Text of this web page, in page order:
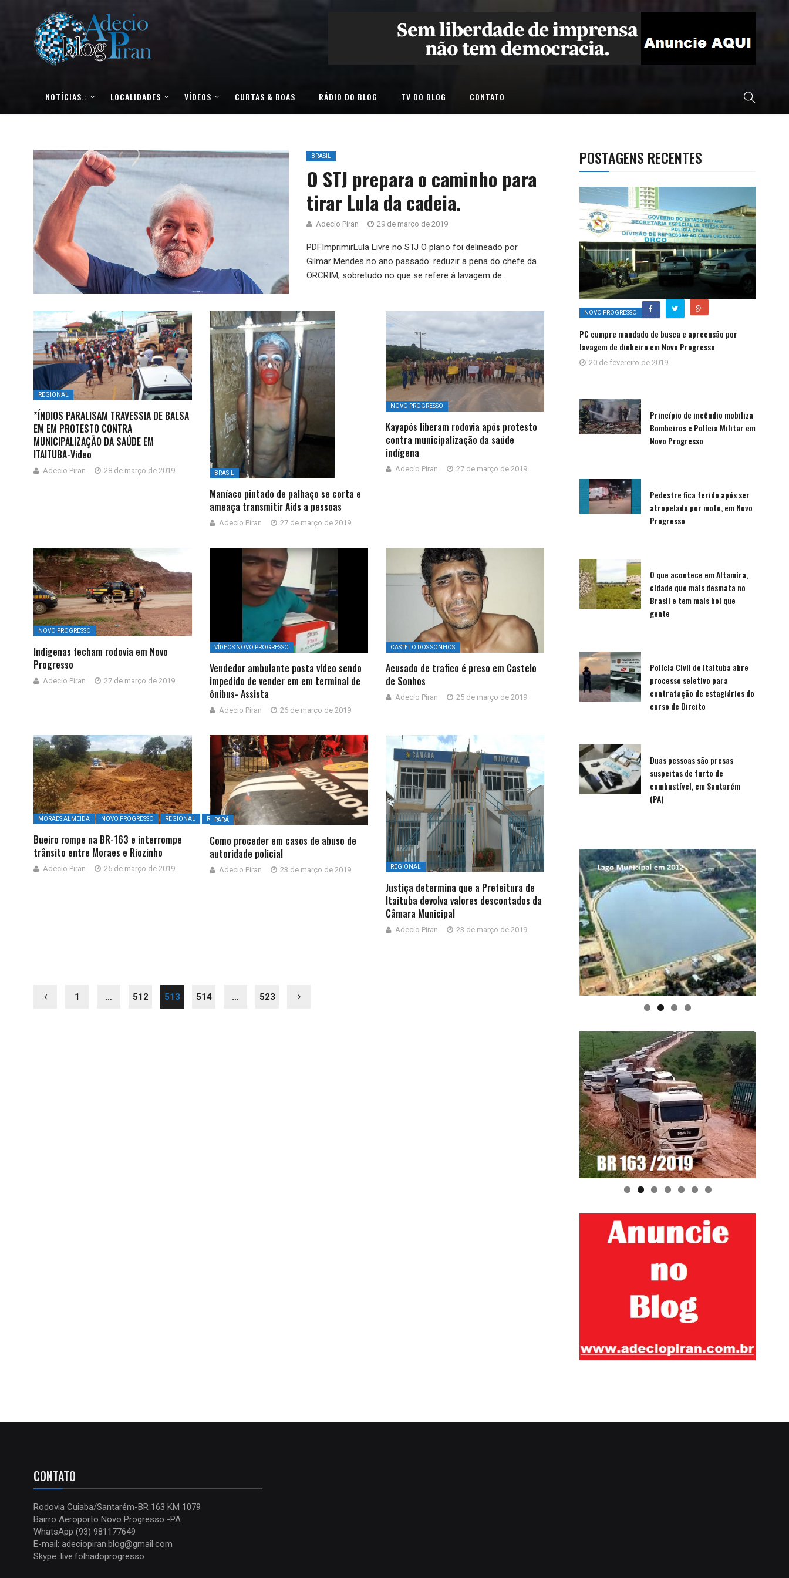
NOTÍCIAS.: LOCALIDADES VÍDEOS CURTAS & BOAS RÁDIO DO BLOG TV DO BLOG CONTATO
BRASIL
O STJ prepara o caminho para
tirar Lula da cadeia.
Adecio Piran 29 de março de 2019
PDFImprimirLula Livre no STJ O plano foi delineado por
Gilmar Mendes no ano passado: reduzir a pena do chefe da
ORCRIM, sobretudo no que se refere à lavagem de...
REGIONAL
*ÍNDIOS PARALISAM TRAVESSIA DE BALSA
EM EM PROTESTO CONTRA
MUNICIPALIZAÇÃO DA SAÚDE EM
ITAITUBA-Video
Adecio Piran 28 de março de 2019 BRASIL
Maníaco pintado de palhaço se corta e
ameaça transmitir Aids a pessoas
Adecio Piran 27 de março de 2019
NOVO PROGRESSO
Kayapós liberam rodovia após protesto
contra municipalização da saúde
indígena
Adecio Piran 27 de março de 2019
NOVO PROGRESSO
Indigenas fecham rodovia em Novo
Progresso
Adecio Piran 27 de março de 2019
VÍDEOS NOVO PROGRESSO
Vendedor ambulante posta vídeo sendo
impedido de vender em em terminal de
ônibus- Assista
Adecio Piran 26 de março de 2019
CASTELO DOS SONHOS
Acusado de trafico é preso em Castelo
de Sonhos
Adecio Piran 25 de março de 2019
MORAES ALMEIDA NOVO PROGRESSO REGIONAL RIOZINHO DAS ARRAIAS
Bueiro rompe na BR-163 e interrompe
trânsito entre Moraes e Riozinho
Adecio Piran 25 de março de 2019
PARÁ
Como proceder em casos de abuso de
autoridade policial
Adecio Piran 23 de março de 2019 REGIONAL
Justiça determina que a Prefeitura de
Itaituba devolva valores descontados da
Câmara Municipal
Adecio Piran 23 de março de 2019
1 … 512 513 514 … 523
POSTAGENS RECENTES
NOVO PROGRESSO
PC cumpre mandado de busca e apreensão por
lavagem de dinheiro em Novo Progresso
20 de fevereiro de 2019
Princípio de incêndio mobiliza
Bombeiros e Polícia Militar em
Novo Progresso
Pedestre fica ferido após ser
atropelado por moto, em Novo
Progresso
O que acontece em Altamira,
cidade que mais desmata no
Brasil e tem mais boi que
gente
Polícia Civil de Itaituba abre
processo seletivo para
contratação de estagiários do
curso de Direito
Duas pessoas são presas
suspeitas de furto de
combustível, em Santarém
(PA)
CONTATO
Rodovia Cuiaba/Santarém-BR 163 KM 1079
Bairro Aeroporto Novo Progresso -PA
WhatsApp (93) 981177649
E-mail: adeciopiran.blog@gmail.com
Skype: live:folhadoprogresso